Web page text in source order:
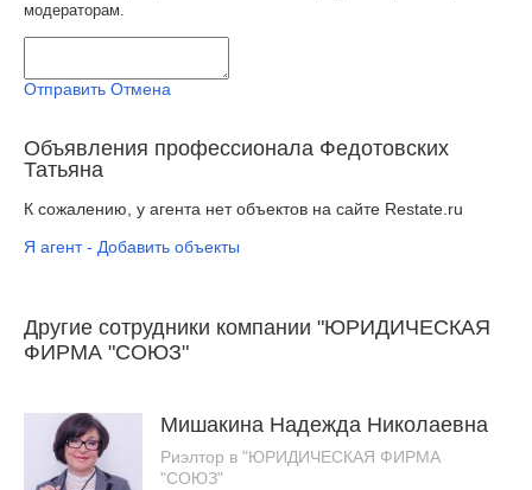
модераторам.
Отправить Отмена
Объявления профессионала Федотовских
Татьяна
К сожалению, у агента нет объектов на сайте Restate.ru
Я агент - Добавить объекты
Другие сотрудники компании "ЮРИДИЧЕСКАЯ
ФИРМА "СОЮЗ"
Мишакина Надежда Николаевна
Риэлтор в "ЮРИДИЧЕСКАЯ ФИРМА
"СОЮЗ"